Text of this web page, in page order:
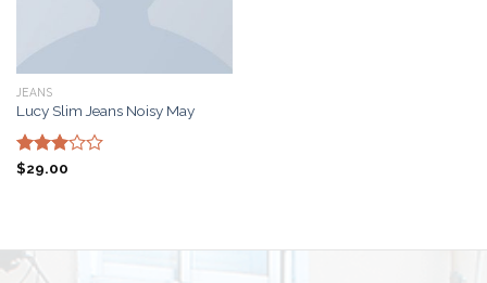
JEANS
Lucy Slim Jeans Noisy May
Valorado
$29.00